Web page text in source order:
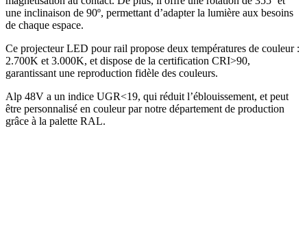
une inclinaison de 90º, permettant d’adapter la lumière aux besoins
de chaque espace.
Ce projecteur LED pour rail propose deux températures de couleur :
2.700K et 3.000K, et dispose de la certification CRI>90,
garantissant une reproduction fidèle des couleurs.
Alp 48V a un indice UGR<19, qui réduit l’éblouissement, et peut
être personnalisé en couleur par notre département de production
grâce à la palette RAL.